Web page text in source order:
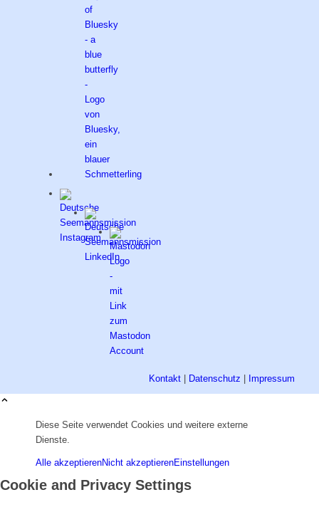
Kontakt Datenschutz Impressum
Diese Seite verwendet Cookies und weitere externe
Dienste.
Alle akzeptierenNicht akzeptierenEinstellungen
Cookie and Privacy Settings